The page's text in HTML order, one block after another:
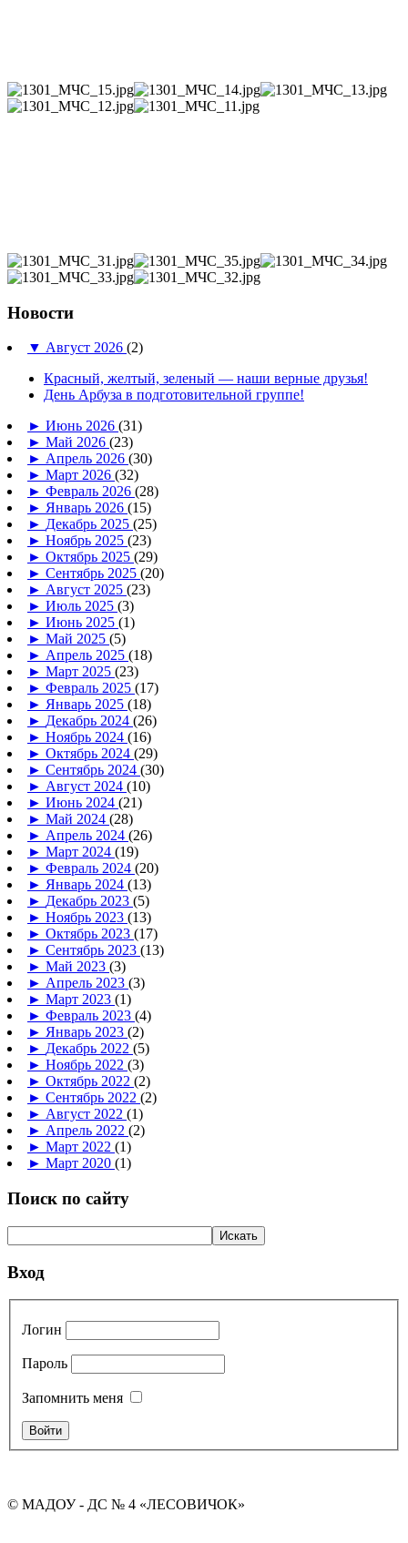
Новости
▼ Август 2026 (2)
Красный, желтый, зеленый — наши верные друзья!
День Арбуза в подготовительной группе!
► Июнь 2026 (31)
► Май 2026 (23)
► Апрель 2026 (30)
► Март 2026 (32)
► Февраль 2026 (28)
► Январь 2026 (15)
► Декабрь 2025 (25)
► Ноябрь 2025 (23)
► Октябрь 2025 (29)
► Сентябрь 2025 (20)
► Август 2025 (23)
► Июль 2025 (3)
► Июнь 2025 (1)
► Май 2025 (5)
► Апрель 2025 (18)
► Март 2025 (23)
► Февраль 2025 (17)
► Январь 2025 (18)
► Декабрь 2024 (26)
► Ноябрь 2024 (16)
► Октябрь 2024 (29)
► Сентябрь 2024 (30)
► Август 2024 (10)
► Июнь 2024 (21)
► Май 2024 (28)
► Апрель 2024 (26)
► Март 2024 (19)
► Февраль 2024 (20)
► Январь 2024 (13)
► Декабрь 2023 (5)
► Ноябрь 2023 (13)
► Октябрь 2023 (17)
► Сентябрь 2023 (13)
► Май 2023 (3)
► Апрель 2023 (3)
► Март 2023 (1)
► Февраль 2023 (4)
► Январь 2023 (2)
► Декабрь 2022 (5)
► Ноябрь 2022 (3)
► Октябрь 2022 (2)
► Сентябрь 2022 (2)
► Август 2022 (1)
► Апрель 2022 (2)
► Март 2022 (1)
► Март 2020 (1)
Поиск по сайту
Вход
Логин
Пароль
Запомнить меня
© МАДОУ - ДС № 4 «ЛЕСОВИЧОК»